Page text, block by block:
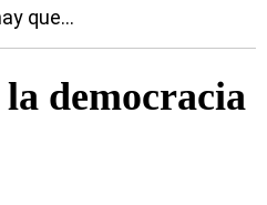
que...
democracia